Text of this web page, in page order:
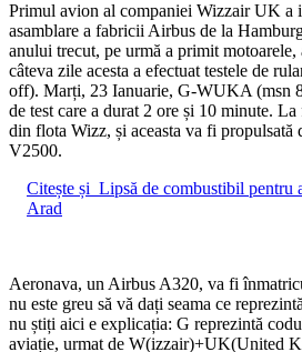
Primul avion al companiei Wizzair UK a
asamblare a fabricii Airbus de la
anului trecut, pe urmă a primit
câteva zile acesta a efectuat testele de
off). Marți, 23 Ianuarie, G-WUKA (msn
de test care a durat 2 ore și 10 minute.
din flota Wizz, și aceasta va fi propulsată
V2500.
Citește și Lipsă de combustibil pentru
Arad
Aeronava, un Airbus A320, va fi
nu este greu să vă dați seama ce
nu știți aici e explicația: G reprezintă
aviație, urmat de W(izzair)+UK(United